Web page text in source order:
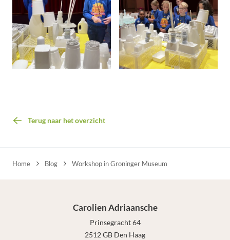
Terug naar het overzicht
Home Blog Workshop in Groninger Museum
Carolien Adriaansche
Prinsegracht 64
2512 GB Den Haag